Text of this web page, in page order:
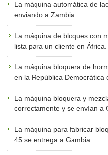
La máquina automática de
enviando a Zambia.
La máquina de bloques con
lista para un cliente en África.
La máquina bloquera de
en la República Democrática
La máquina bloquera y
correctamente y se envían a
La máquina para fabricar
45 se entrega a Gambia